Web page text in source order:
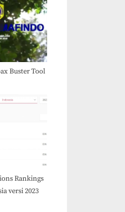
Buster Tool
Rankings
versi 2023